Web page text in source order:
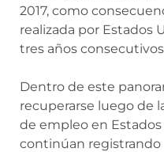
2017, como
realizada por Estados
tres años
Dentro de este
recuperarse luego de
de empleo en Estados
continúan